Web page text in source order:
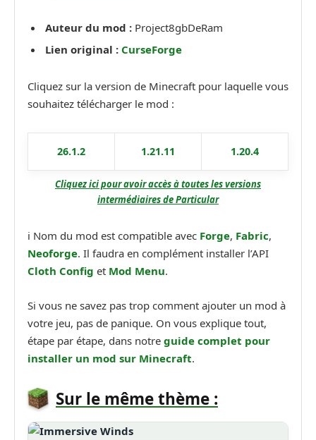
Auteur du mod : Project8gbDeRam
Lien original : CurseForge
Cliquez sur la version de Minecraft pour laquelle vous
souhaitez télécharger le mod :
26.1.2 1.21.11 1.20.4
Cliquez ici pour avoir accès à toutes les versions
intermédiaires de Particular
ℹ️ Nom du mod est compatible avec Forge, Fabric,
Neoforge. Il faudra en complément installer l’API
Cloth Config et Mod Menu.
Si vous ne savez pas trop comment ajouter un mod à
votre jeu, pas de panique. On vous explique tout,
étape par étape, dans notre guide complet pour
installer un mod sur Minecraft.
Sur le même thème :